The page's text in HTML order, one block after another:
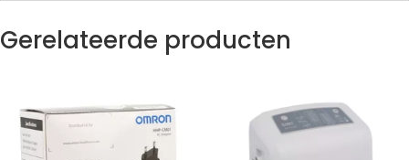
Gerelateerde producten